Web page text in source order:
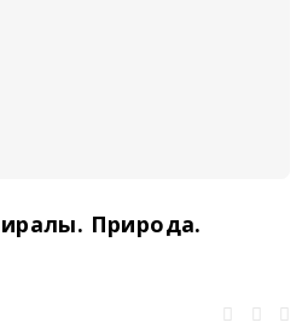
Природа.